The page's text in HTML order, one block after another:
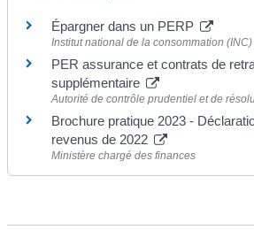
Épargner dans un PERP
Institut national de la consommation (INC)
PER assurance et contrats de
supplémentaire
Autorité de contrôle prudentiel et de
Brochure pratique 2023 -
revenus de 2022
Ministère chargé des finances